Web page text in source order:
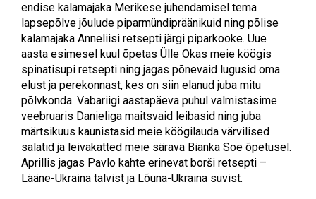
endise kalamajaka Merikese juhendamisel tema
lapsepõlve jõulude piparmündipräänikuid ning põlise
kalamajaka Anneliisi retsepti järgi piparkooke. Uue
aasta esimesel kuul õpetas Ülle Okas meie köögis
spinatisupi retsepti ning jagas põnevaid lugusid oma
elust ja perekonnast, kes on siin elanud juba mitu
põlvkonda. Vabariigi aastapäeva puhul valmistasime
veebruaris Danieliga maitsvaid leibasid ning juba
märtsikuus kaunistasid meie köögilauda värvilised
salatid ja leivakatted meie särava Bianka Soe õpetusel.
Aprillis jagas Pavlo kahte erinevat borši retsepti –
Lääne-Ukraina talvist ja Lõuna-Ukraina suvist.